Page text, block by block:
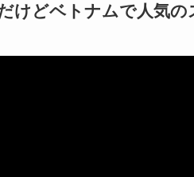
けどベトナムで人気の